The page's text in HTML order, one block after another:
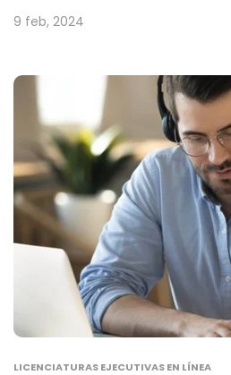
9 feb, 2024
LICENCIATURAS EJECUTIVAS EN LÍNEA